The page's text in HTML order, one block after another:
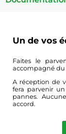
Un de vos
Faites le
accompagné
A réception de
fera parvenir
pannes.
accord.